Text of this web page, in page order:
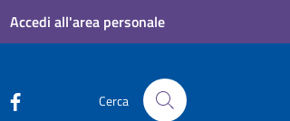
Accedi all'area personale
Cerca